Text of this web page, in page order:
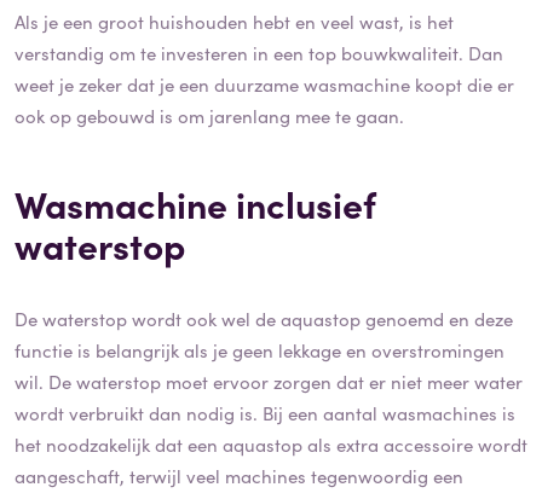
Als je een groot huishouden hebt en veel wast, is het
verstandig om te investeren in een top bouwkwaliteit. Dan
weet je zeker dat je een duurzame wasmachine koopt die er
ook op gebouwd is om jarenlang mee te gaan.
Wasmachine inclusief
waterstop
De waterstop wordt ook wel de aquastop genoemd en deze
functie is belangrijk als je geen lekkage en overstromingen
wil. De waterstop moet ervoor zorgen dat er niet meer water
wordt verbruikt dan nodig is. Bij een aantal wasmachines is
het noodzakelijk dat een aquastop als extra accessoire wordt
aangeschaft, terwijl veel machines tegenwoordig een